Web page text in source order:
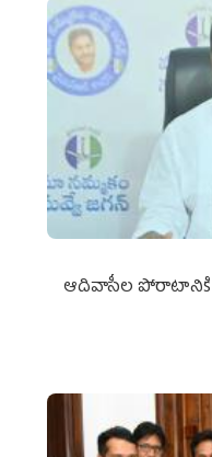
ఆదివాసీల